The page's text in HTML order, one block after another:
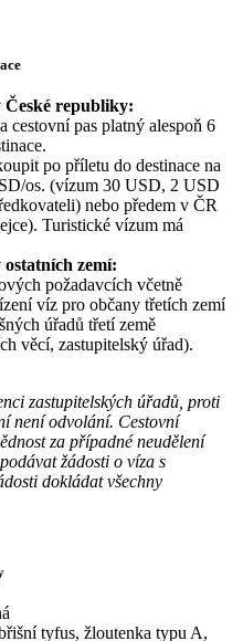
republiky:
cestovní pas platný alespoň 6
po příletu do destinace na
os. (vízum 30 USD, 2 USD
nebo předem v ČR
Turistické vízum má
zemí:
požadavcích včetně
víz pro občany třetích zemí
úřadů třetí země
věcí, zastupitelský úřad).
zastupitelských úřadů, proti
není odvolání. Cestovní
za případné neudělení
žádosti o víza s
dokládat všechny
tyfus, žloutenka typu A,